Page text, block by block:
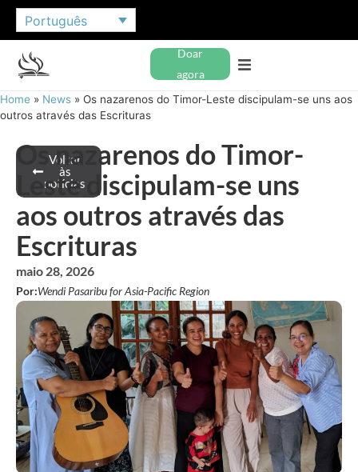
Português
Doar
agora
Home » News » Os nazarenos do Timor-Leste discipulam-se uns aos
outros através das Escrituras
Voltar
às
notícias
Os nazarenos do Timor-
Leste discipulam-se uns
aos outros através das
Escrituras
maio 28, 2026
Por:Wendi Pasaribu for Asia-Pacific Region